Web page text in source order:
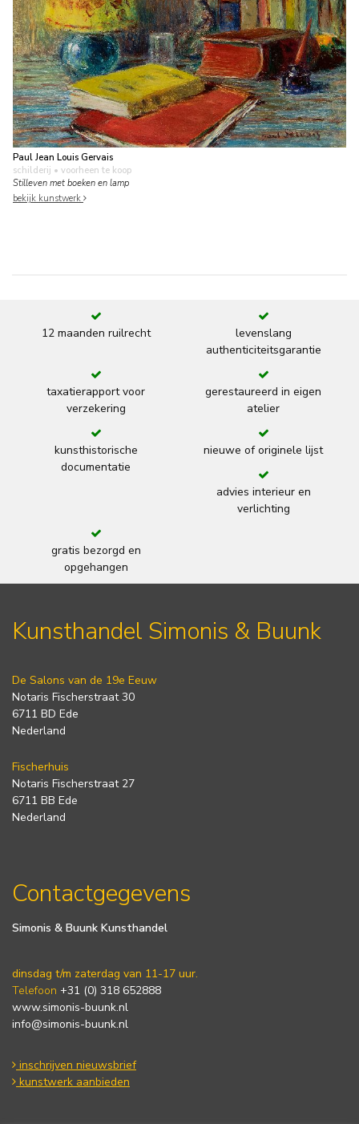
Paul Jean Louis Gervais
schilderij • voorheen te koop
Stilleven met boeken en lamp
bekijk kunstwerk
12 maanden ruilrecht
levenslang
authenticiteitsgarantie
taxatierapport voor
verzekering
gerestaureerd in eigen
atelier
kunsthistorische
documentatie
nieuwe of originele lijst
advies interieur en
verlichting
gratis bezorgd en
opgehangen
Kunsthandel Simonis & Buunk
De Salons van de 19e Eeuw
Notaris Fischerstraat 30
6711 BD Ede
Nederland
Fischerhuis
Notaris Fischerstraat 27
6711 BB Ede
Nederland
Contactgegevens
Simonis & Buunk Kunsthandel
dinsdag t/m zaterdag van 11-17 uur.
Telefoon +31 (0) 318 652888
www.simonis-buunk.nl
info@simonis-buunk.nl
inschrijven nieuwsbrief
kunstwerk aanbieden